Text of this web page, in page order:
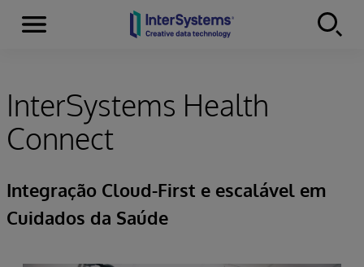
Skip to content
Menu
InterSystems Health
Connect
Integração Cloud-First e escalável em
Cuidados da Saúde